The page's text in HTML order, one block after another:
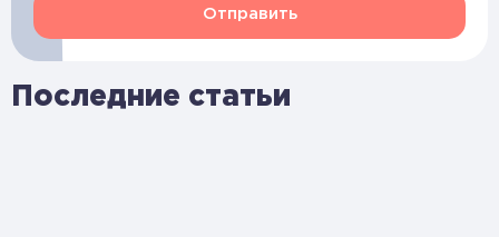
Последние статьи
Отправить